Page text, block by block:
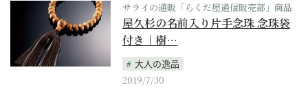
サライの通販「らくだ屋通信販売部」商品
屋久杉の名前入り片手念珠 念珠袋
付き｜樹…
大人の逸品
2019/7/30